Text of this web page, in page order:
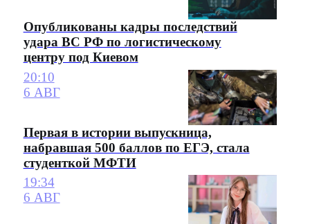
Опубликованы кадры последствий
удара ВС РФ по логистическому
центру под Киевом
20:10
6 АВГ
Первая в истории выпускница,
набравшая 500 баллов по ЕГЭ, стала
студенткой МФТИ
19:34
6 АВГ